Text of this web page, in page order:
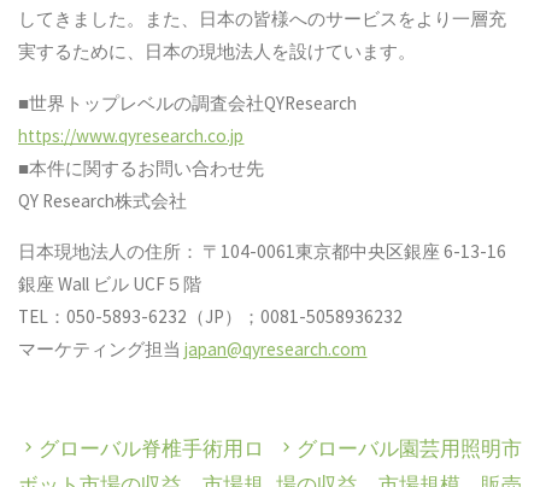
してきました。また、日本の皆様へのサービスをより一層充
実するために、日本の現地法人を設けています。
■世界トップレベルの調査会社QYResearch
https://www.qyresearch.co.jp
■本件に関するお問い合わせ先
QY Research株式会社
日本現地法人の住所： 〒104-0061東京都中央区銀座 6-13-16
銀座 Wall ビル UCF５階
TEL：050-5893-6232（JP）；0081-5058936232
マーケティング担当japan@qyresearch.com
グローバル脊椎手術用ロ
グローバル園芸用照明市